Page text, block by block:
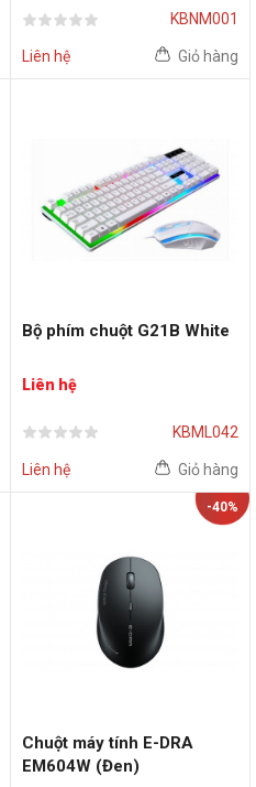
KBNM001
Liên hệ Giỏ hàng
Bộ phím chuột G21B White
Liên hệ
KBML042
Liên hệ Giỏ hàng
-40%
Chuột máy tính E-DRA
EM604W (Đen)